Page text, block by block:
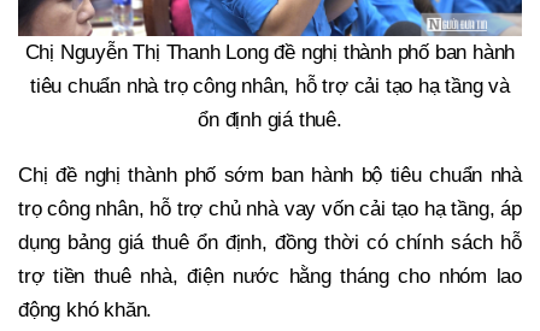
Chị Nguyễn Thị Thanh Long đề nghị thành phố ban hành
tiêu chuẩn nhà trọ công nhân, hỗ trợ cải tạo hạ tầng và
ổn định giá thuê.
Chị đề nghị thành phố sớm ban hành bộ tiêu chuẩn nhà
trọ công nhân, hỗ trợ chủ nhà vay vốn cải tạo hạ tầng, áp
dụng bảng giá thuê ổn định, đồng thời có chính sách hỗ
trợ tiền thuê nhà, điện nước hằng tháng cho nhóm lao
động khó khăn.